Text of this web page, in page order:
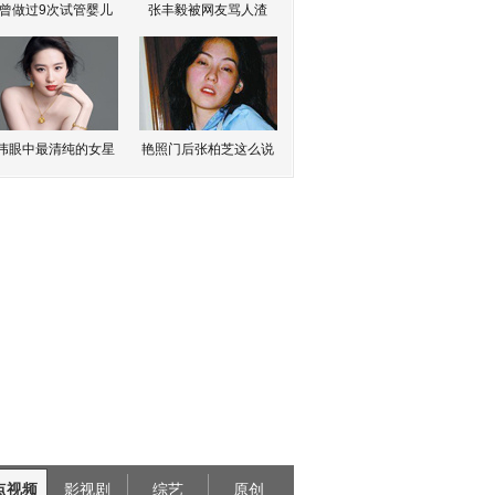
做过9次试管婴儿 张丰毅被网友骂人渣
眼中最清纯的女星 艳照门后张柏芝这么说
视频 影视剧 综艺 原创